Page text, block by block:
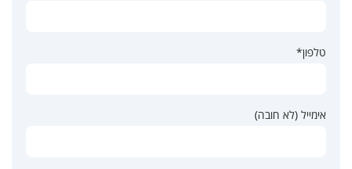
טלפון*
אימייל (לא חובה)